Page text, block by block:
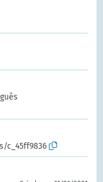
c_45ff9836